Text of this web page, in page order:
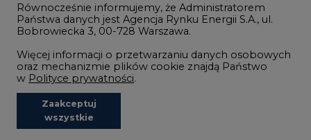
Zielone samorządy
Zielona gospodarka
©2002- 2021 - 2026
REDAKCJA@CIRE.PL
Równocześnie informujemy, że Administratorem
Państwa danych jest Agencja Rynku Energii S.A., ul.
Bobrowiecka 3, 00-728 Warszawa.
Więcej informacji o przetwarzaniu danych osobowych
oraz mechanizmie plików cookie znajdą Państwo
w Polityce prywatności.
Zaakceptuj
wszystkie